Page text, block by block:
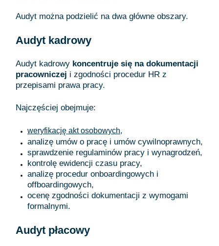
Audyt można podzielić na dwa główne obszary.
Audyt kadrowy
Audyt kadrowy koncentruje się na dokumentacji
pracowniczej i zgodności procedur HR z
przepisami prawa pracy.
Najczęściej obejmuje:
weryfikację akt osobowych,
analizę umów o pracę i umów cywilnoprawnych,
sprawdzenie regulaminów pracy i wynagrodzeń,
kontrolę ewidencji czasu pracy,
analizę procedur onboardingowych i
offboardingowych,
ocenę zgodności dokumentacji z wymogami
formalnymi.
Audyt płacowy